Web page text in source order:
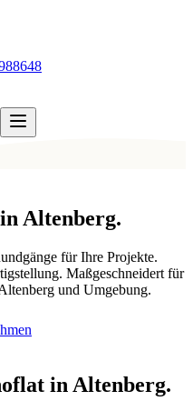
inAltenberg.
für Ihre Projekte.
Maßgeschneidert für
und Umgebung.
in Altenberg.